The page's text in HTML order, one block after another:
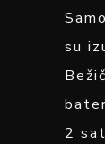
su
2